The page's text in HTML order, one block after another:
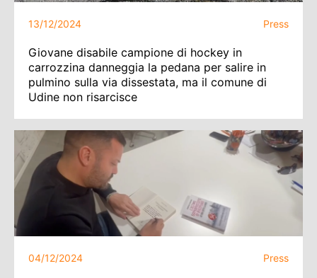
13/12/2024 Press
Giovane disabile campione di hockey in
carrozzina danneggia la pedana per salire in
pulmino sulla via dissestata, ma il comune di
Udine non risarcisce
04/12/2024 Press